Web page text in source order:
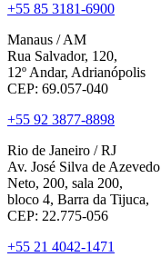
+55 85 3181-6900
Manaus / AM
Rua Salvador, 120,
12º Andar, Adrianópolis
CEP: 69.057-040
+55 92 3877-8898
Rio de Janeiro / RJ
Av. José Silva de Azevedo
Neto, 200, sala 200,
bloco 4, Barra da Tijuca,
CEP: 22.775-056
+55 21 4042-1471